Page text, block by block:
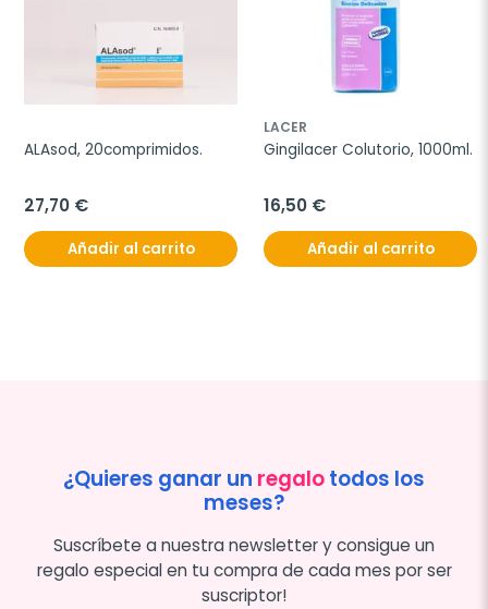
ALAsod, 20comprimidos.
27,70 €
Añadir al carrito
LACER
Gingilacer Colutorio, 1000ml.
16,50 €
Añadir al carrito
¿Quieres ganar un regalotodos los
meses?
Suscríbete a nuestra newsletter y consigue un
regalo especial en tu compra de cada mes por ser
suscriptor!